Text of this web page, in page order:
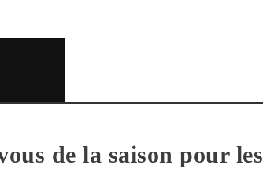
de la saison pour les